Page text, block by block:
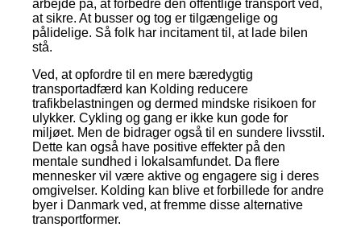
arbejde på, at forbedre den offentlige transport ved,
at sikre. At busser og tog er tilgængelige og
pålidelige. Så folk har incitament til, at lade bilen
stå.
Ved, at opfordre til en mere bæredygtig
transportadfærd kan Kolding reducere
trafikbelastningen og dermed mindske risikoen for
ulykker. Cykling og gang er ikke kun gode for
miljøet. Men de bidrager også til en sundere livsstil.
Dette kan også have positive effekter på den
mentale sundhed i lokalsamfundet. Da flere
mennesker vil være aktive og engagere sig i deres
omgivelser. Kolding kan blive et forbillede for andre
byer i Danmark ved, at fremme disse alternative
transportformer.